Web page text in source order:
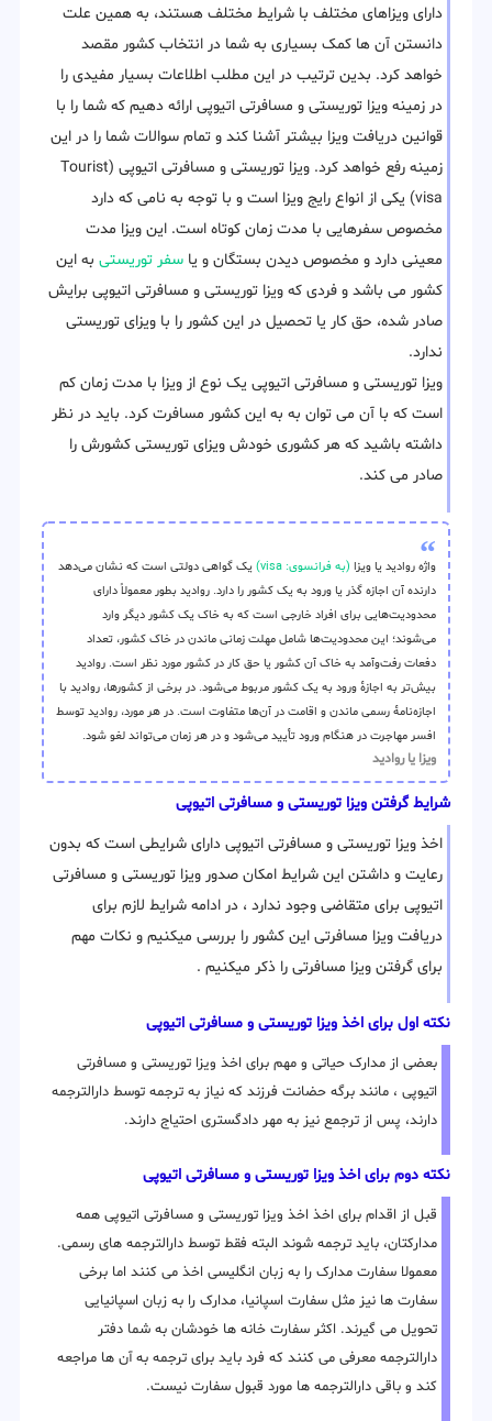
دارای ویزاهای مختلف با شرایط مختلف هستند، به همین علت
دانستن آن ها کمک بسیاری به شما در انتخاب کشور مقصد
خواهد کرد. بدین ترتیب در این مطلب اطلاعات بسیار مفیدی را
در زمینه ویزا توریستی و مسافرتی اتیوپی ارائه دهیم که شما را با
قوانین دریافت ویزا بیشتر آشنا کند و تمام سوالات شما را در این
زمینه رفع خواهد کرد. ویزا توریستی و مسافرتی اتیوپی (Tourist
visa) یکی از انواع رایج ویزا است و با توجه به نامی که دارد
مخصوص سفرهایی با مدت زمان کوتاه است. این ویزا مدت
معینی دارد و مخصوص دیدن بستگان و یا سفر توریستی به این
کشور می باشد و فردی که ویزا توریستی و مسافرتی اتیوپی برایش
صادر شده، حق کار یا تحصیل در این کشور را با ویزای توریستی
ندارد.
ویزا توریستی و مسافرتی اتیوپی یک نوع از ویزا با مدت زمان کم
است که با آن می توان به به این کشور مسافرت کرد. باید در نظر
داشته باشید که هر کشوری خودش ویزای توریستی کشورش را
صادر می کند.
واژه روادید یا ویزا (به فرانسوی: visa)
یک گواهی دولتی است که نشان می‌دهد
دارنده آن اجازه گذر یا ورود به یک کشور را دارد. روادید بطور معمولاً دارای
محدودیت‌هایی برای افراد خارجی است که به خاک یک کشور دیگر وارد
می‌شوند؛ این محدودیت‌ها شامل مهلت زمانی ماندن در خاک کشور، تعداد
دفعات رفت‌وآمد به خاک آن کشور یا حق کار در کشور مورد نظر است. روادید
بیش‌تر به اجازهٔ ورود به یک کشور مربوط می‌شود. در برخی از کشورها، روادید با
اجازه‌نامهٔ رسمی ماندن و اقامت در آن‌ها متفاوت است. در هر مورد، روادید توسط
افسر مهاجرت در هنگام ورود تأیید می‌شود و در هر زمان می‌تواند لغو شود.
ویزا یا روادید
شرایط گرفتن ویزا توریستی و مسافرتی اتیوپی
اخذ ویزا توریستی و مسافرتی اتیوپی دارای شرایطی است که بدون
رعایت و داشتن این شرایط امکان صدور ویزا توریستی و مسافرتی
اتیوپی برای متقاضی وجود ندارد ، در ادامه شرایط لازم برای
دریافت ویزا مسافرتی این کشور را بررسی میکنیم و نکات مهم
برای گرفتن ویزا مسافرتی را ذکر میکنیم .
نکته اول برای اخذ ویزا توریستی و مسافرتی اتیوپی
بعضی از مدارک حیاتی و مهم برای اخذ ویزا توریستی و مسافرتی
اتیوپی ، مانند برگه حضانت فرزند که نیاز به ترجمه توسط دارالترجمه
دارند، پس از ترجمع نیز به مهر دادگستری احتیاج دارند.
نکته دوم برای اخذ ویزا توریستی و مسافرتی اتیوپی
قبل از اقدام برای اخذ اخذ ویزا توریستی و مسافرتی اتیوپی همه
مدارکتان، باید ترجمه شوند البته فقط توسط دارالترجمه های رسمی.
معمولا سفارت مدارک را به زبان انگلیسی اخذ می کنند اما برخی
سفارت ها نیز مثل سفارت اسپانیا، مدارک را به زبان اسپانیایی
تحویل می گیرند. اکثر سفارت خانه ها خودشان به شما دفتر
دارالترجمه معرفی می کنند که فرد باید برای ترجمه به آن ها مراجعه
کند و باقی دارالترجمه ها مورد قبول سفارت نیست.